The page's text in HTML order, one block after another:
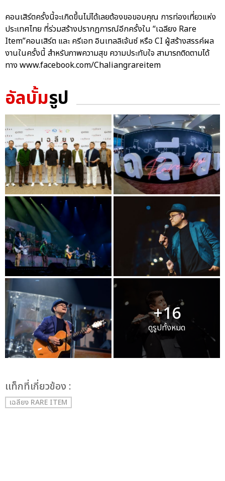
คอนเสิร์ตครั้งนี้จะเกิดขึ้นไม่ได้เลยต้องขอขอบคุณ การท่องเที่ยวแห่ง
ประเทศไทย ที่ร่วมสร้างปรากฏการณ์อีกครั้งใน “เฉลียง Rare
Item”คอนเสิร์ต และ ครีเอท อินเทลลิเจ้นซ์ หรือ CI ผู้สร้างสรรค์ผล
งานในครั้งนี้ สำหรับภาพความสุข ความประทับใจ สามารถติดตามได้
ทาง www.facebook.com/Chaliangrareitem
อัลบั้มรูป
+16
ดูรูปทั้งหมด
เเท็กที่เกี่ยวข้อง :
เฉลียง RARE ITEM